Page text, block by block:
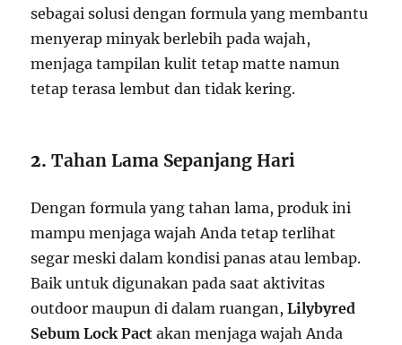
sebagai solusi dengan formula yang membantu
menyerap minyak berlebih pada wajah,
menjaga tampilan kulit tetap matte namun
tetap terasa lembut dan tidak kering.
2.Tahan Lama Sepanjang Hari
Dengan formula yang tahan lama, produk ini
mampu menjaga wajah Anda tetap terlihat
segar meski dalam kondisi panas atau lembap.
Baik untuk digunakan pada saat aktivitas
outdoor maupun di dalam ruangan,Lilybyred
Sebum Lock Pact akan menjaga wajah Anda